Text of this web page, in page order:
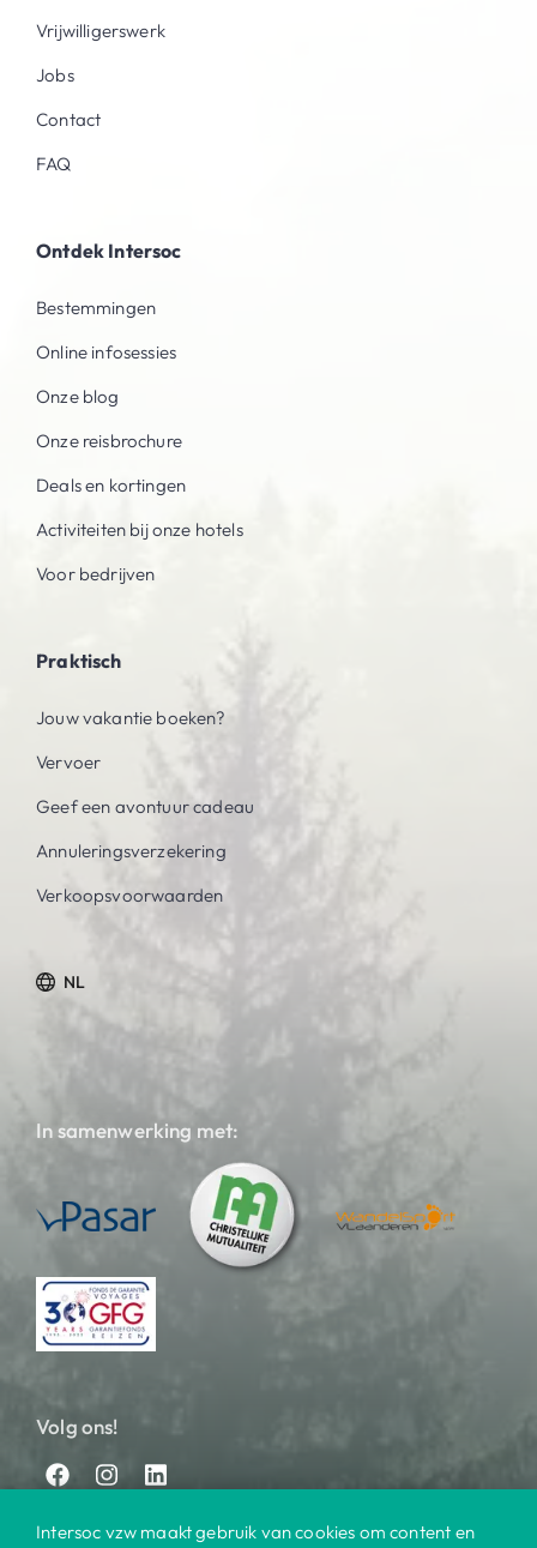
Vrijwilligerswerk
Jobs
Contact
FAQ
Ontdek Intersoc
Bestemmingen
Online infosessies
Onze blog
Onze reisbrochure
Deals en kortingen
Activiteiten bij onze hotels
Voor bedrijven
Praktisch
Jouw vakantie boeken?
Vervoer
Geef een avontuur cadeau
Annuleringsverzekering
Verkoopsvoorwaarden
NL
In samenwerking met:
Volg ons!
Intersoc vzw maakt gebruik van cookies om content en